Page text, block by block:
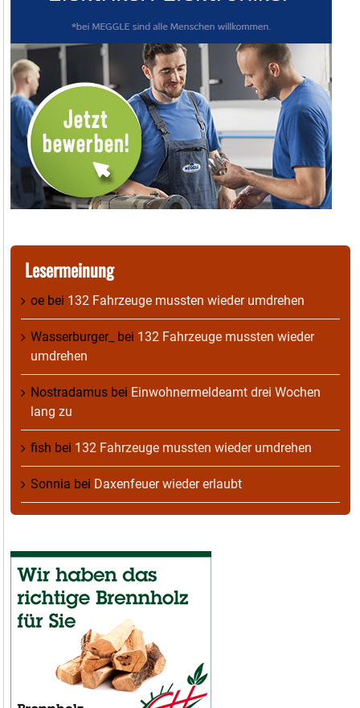
Lesermeinung
oe bei 132 Fahrzeuge mussten wieder umdrehen
Wasserburger_ bei 132 Fahrzeuge mussten wieder
umdrehen
Nostradamus bei Einwohnermeldeamt drei Wochen
lang zu
fish bei 132 Fahrzeuge mussten wieder umdrehen
Sonnia bei Daxenfeuer wieder erlaubt